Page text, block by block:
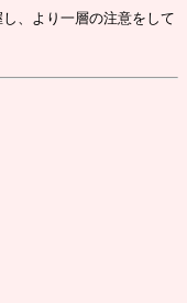
、より一層の注意をして